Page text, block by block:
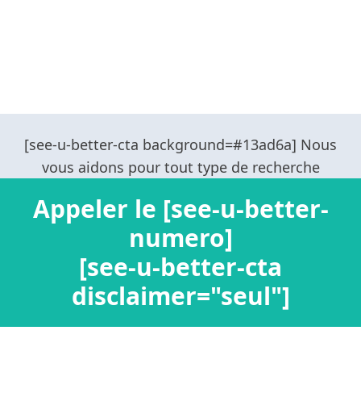
Appeler le [see-u-better-
numero]
[see-u-better-cta
disclaimer="seul"]